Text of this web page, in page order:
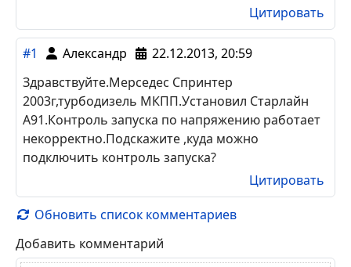
Цитировать
#1 Александр
22.12.2013, 20:59
Здравствуйте.Мерседес Спринтер
2003г,турбодизель МКПП.Установил Старлайн
А91.Контроль запуска по напряжению работает
некорректно.Подскажите ,куда можно
подключить контроль запуска?
Цитировать
Обновить список комментариев
Добавить комментарий